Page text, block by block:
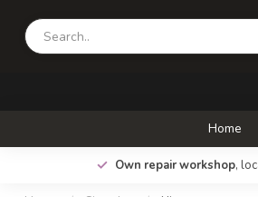
Home
Own repair workshop,